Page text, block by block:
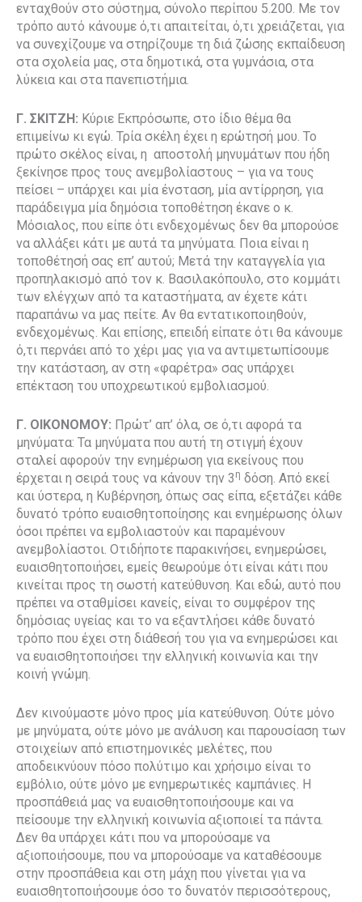
ενταχθούν στο σύστημα, σύνολο περίπου 5.200. Με τον
τρόπο αυτό κάνουμε ό,τι απαιτείται, ό,τι χρειάζεται, για
να συνεχίζουμε να στηρίζουμε τη διά ζώσης εκπαίδευση
στα σχολεία μας, στα δημοτικά, στα γυμνάσια, στα
λύκεια και στα πανεπιστήμια.
Γ. ΣΚΙΤΖΗ: Κύριε Εκπρόσωπε, στο ίδιο θέμα θα
επιμείνω κι εγώ. Τρία σκέλη έχει η ερώτησή μου. Το
πρώτο σκέλος είναι, η αποστολή μηνυμάτων που ήδη
ξεκίνησε προς τους ανεμβολίαστους – για να τους
πείσει – υπάρχει και μία ένσταση, μία αντίρρηση, για
παράδειγμα μία δημόσια τοποθέτηση έκανε ο κ.
Μόσιαλος, που είπε ότι ενδεχομένως δεν θα μπορούσε
να αλλάξει κάτι με αυτά τα μηνύματα. Ποια είναι η
τοποθέτησή σας επ’ αυτού; Μετά την καταγγελία για
προπηλακισμό από τον κ. Βασιλακόπουλο, στο κομμάτι
των ελέγχων από τα καταστήματα, αν έχετε κάτι
παραπάνω να μας πείτε. Αν θα εντατικοποιηθούν,
ενδεχομένως. Και επίσης, επειδή είπατε ότι θα κάνουμε
ό,τι περνάει από το χέρι μας για να αντιμετωπίσουμε
την κατάσταση, αν στη «φαρέτρα» σας υπάρχει
επέκταση του υποχρεωτικού εμβολιασμού.
Γ. ΟΙΚΟΝΟΜΟΥ: Πρώτ’ απ’ όλα, σε ό,τι αφορά τα
μηνύματα: Τα μηνύματα που αυτή τη στιγμή έχουν
σταλεί αφορούν την ενημέρωση για εκείνους που
έρχεται η σειρά τους να κάνουν την 3 η δόση. Από εκεί
και ύστερα, η Κυβέρνηση, όπως σας είπα, εξετάζει κάθε
δυνατό τρόπο ευαισθητοποίησης και ενημέρωσης όλων
όσοι πρέπει να εμβολιαστούν και παραμένουν
ανεμβολίαστοι. Οτιδήποτε παρακινήσει, ενημερώσει,
ευαισθητοποιήσει, εμείς θεωρούμε ότι είναι κάτι που
κινείται προς τη σωστή κατεύθυνση. Και εδώ, αυτό που
πρέπει να σταθμίσει κανείς, είναι το συμφέρον της
δημόσιας υγείας και το να εξαντλήσει κάθε δυνατό
τρόπο που έχει στη διάθεσή του για να ενημερώσει και
να ευαισθητοποιήσει την ελληνική κοινωνία και την
κοινή γνώμη.
Δεν κινούμαστε μόνο προς μία κατεύθυνση. Ούτε μόνο
με μηνύματα, ούτε μόνο με ανάλυση και παρουσίαση των
στοιχείων από επιστημονικές μελέτες, που
αποδεικνύουν πόσο πολύτιμο και χρήσιμο είναι το
εμβόλιο, ούτε μόνο με ενημερωτικές καμπάνιες. Η
προσπάθειά μας να ευαισθητοποιήσουμε και να
πείσουμε την ελληνική κοινωνία αξιοποιεί τα πάντα.
Δεν θα υπάρχει κάτι που να μπορούσαμε να
αξιοποιήσουμε, που να μπορούσαμε να καταθέσουμε
στην προσπάθεια και στη μάχη που γίνεται για να
ευαισθητοποιήσουμε όσο το δυνατόν περισσότερους,